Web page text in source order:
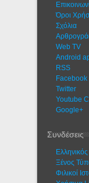
Όροι
Σχόλια
Web TV
Android
RSS
Facebook
Twitter
Youtube
Google+
Συνδέσεις
Ξένος
Φιλικοί